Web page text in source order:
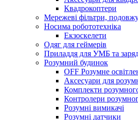
Квадрокоптери
Мережеві фільтри,
Носима робототехніка
Екзоскелети
Одяг для геймерів
Приладдя для УМБ та
Розумний будинок
OFF Розумне
Аксесуари для
Комплекти
Контролери
Розумні вимикачі
Розумні датчики